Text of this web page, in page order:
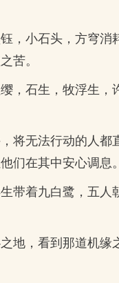
，小石头，方穹消
苦。
，石生，牧浮生，
将无法行动的人都
们在其中安心调息。
带着九白鹭，五人
地，看到那道机缘